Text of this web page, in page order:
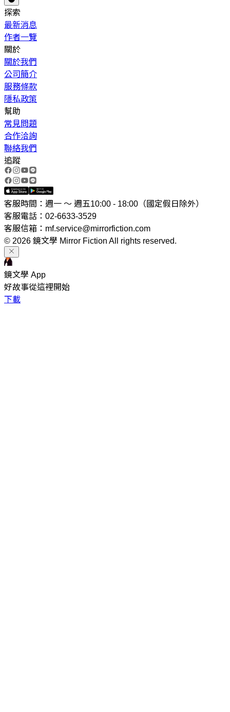
探索
最新消息
作者一覽
關於
關於我們
公司簡介
服務條款
隱私政策
幫助
常見問題
合作洽詢
聯絡我們
追蹤
客服時間：週一 ～ 週五10:00 - 18:00（國定假日除外）
客服電話：02-6633-3529
客服信箱：mf.service@mirrorfiction.com
© 2026 鏡文學 Mirror Fiction All rights reserved.
鏡文學 App
好故事從這裡開始
下載